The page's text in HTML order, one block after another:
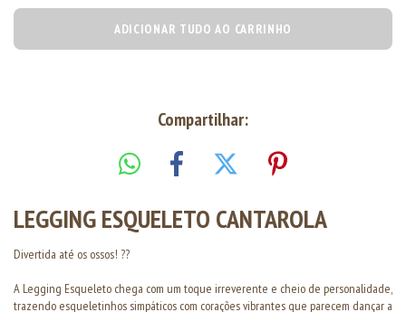
ADICIONAR TUDO AO CARRINHO
Compartilhar:
LEGGING ESQUELETO CANTAROLA
Divertida até os ossos! ??
A Legging Esqueleto chega com um toque irreverente e cheio de personalidade,
trazendo esqueletinhos simpáticos com corações vibrantes que parecem dançar a